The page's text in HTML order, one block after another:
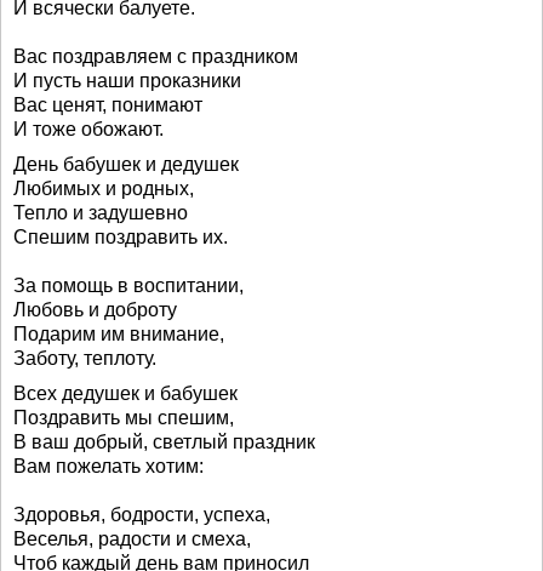
И всячески балуете.
Вас поздравляем с праздником
И пусть наши проказники
Вас ценят, понимают
И тоже обожают.
День бабушек и дедушек
Любимых и родных,
Тепло и задушевно
Спешим поздравить их.
За помощь в воспитании,
Любовь и доброту
Подарим им внимание,
Заботу, теплоту.
Всех дедушек и бабушек
Поздравить мы спешим,
В ваш добрый, светлый праздник
Вам пожелать хотим:
Здоровья, бодрости, успеха,
Веселья, радости и смеха,
Чтоб каждый день вам приносил